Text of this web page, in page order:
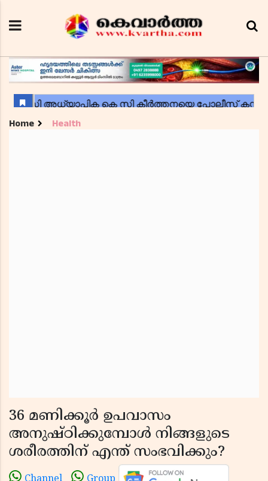
Home Health
36 മണിക്കൂർ ഉപവാസം
അനുഷ്ഠിക്കുമ്പോൾ നിങ്ങളുടെ
ശരീരത്തിന് എന്ത് സംഭവിക്കും?